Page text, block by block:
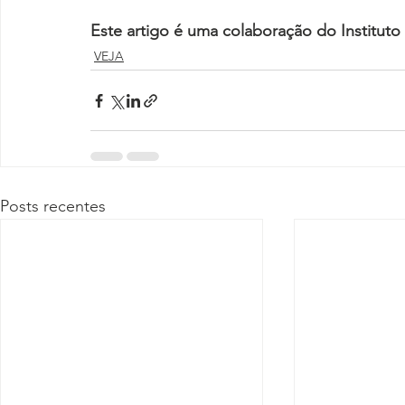
Este artigo é uma colaboração do
VEJA
Posts recentes